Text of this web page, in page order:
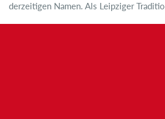
derzeitigen Namen. Als Leipziger